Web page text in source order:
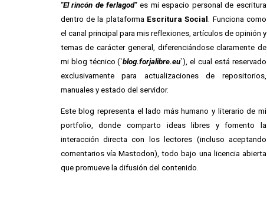
"El rincón de ferlagod"es mi espacio personal de escritura
dentro de la plataforma Escritura Social . Funciona como
el canal principal para mis reflexiones, artículos de opinión y
temas de carácter general, diferenciándose claramente de
mi blog técnico (`blog.forjalibre.eu`), el cual está reservado
exclusivamente para actualizaciones de repositorios,
manuales y estado del servidor.
Este blog representa el lado más humano y literario de mi
portfolio, donde comparto ideas libres y fomento la
interacción directa con los lectores (incluso aceptando
comentarios vía Mastodon), todo bajo una licencia abierta
que promueve la difusión del contenido.